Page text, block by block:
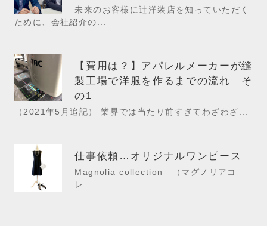
未来のお客様に辻洋装店を知っていただく
ために、会社紹介の...
【費用は？】アパレルメーカーが縫
製工場で洋服を作るまでの流れ そ
の1
（2021年5月追記） 業界では当たり前すぎてわざわざ...
仕事依頼…オリジナルワンピース
Magnolia collection （マグノリアコ
レ...